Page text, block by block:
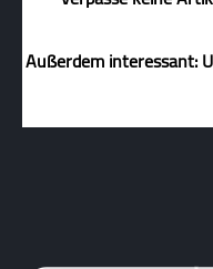
Außerdem interessant: